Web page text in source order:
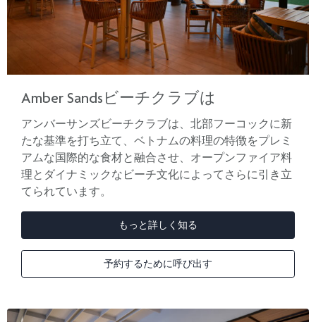
Amber Sandsビーチクラブは
アンバーサンズビーチクラブは、北部フーコックに新
たな基準を打ち立て、ベトナムの料理の特徴をプレミ
アムな国際的な食材と融合させ、オープンファイア料
理とダイナミックなビーチ文化によってさらに引き立
てられています。
もっと詳しく知る
予約するために呼び出す